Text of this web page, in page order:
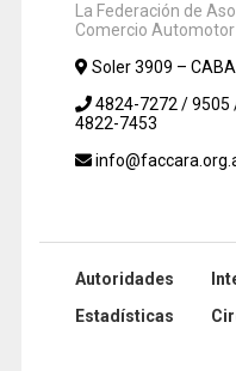
La Federación de
Comercio
Soler 3909 –
4824-7272 / 9505
4822-7453
Autoridades
Estadísticas